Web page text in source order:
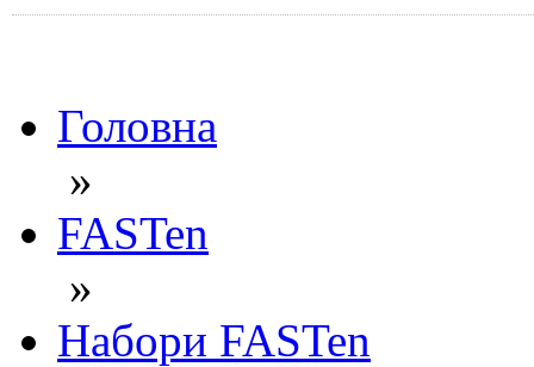
Головна
»
FASTen
»
Набори FASTen